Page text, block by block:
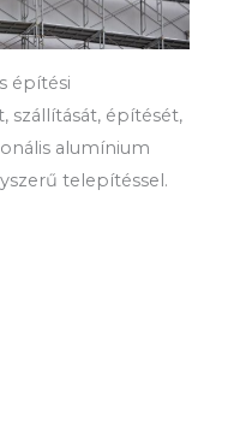
építési
szállítását, építését,
alumínium
telepítéssel.